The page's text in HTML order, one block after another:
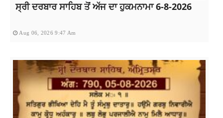
ਸ੍ਰੀ ਦਰਬਾਰ ਸਾਹਿਬ ਤੋਂ ਅੱਜ ਦਾ ਹੁਕਮਨਾਮਾ 6-8-2026
Aug 06, 2026 9:47 Am